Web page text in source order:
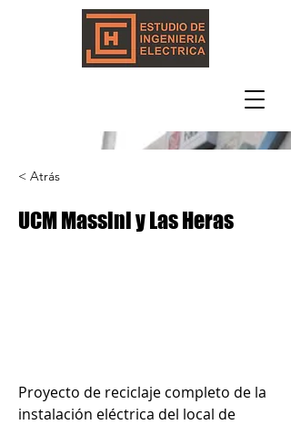
< Atrás
UCM Massini y Las Heras
Proyecto de reciclaje completo de la
instalación eléctrica del local de